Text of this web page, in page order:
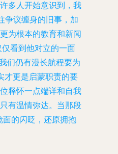
多人开始意识到，我
争议缠身的旧事，加
为根本的教育和新闻
看到他对立的一面
们仍有漫长航程要为
才更是启蒙职责的要
释怀一点端详和自我
有温情弥达。当那段
面的闪眨，还原拥抱